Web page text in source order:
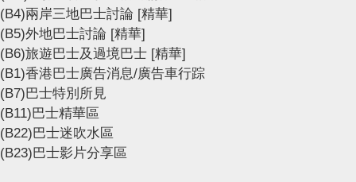
(B4)兩岸三地巴士討論 [精華]
(B5)外地巴士討論 [精華]
(B6)旅遊巴士及過境巴士 [精華]
(B1)香港巴士廣告消息/廣告車行踪
(B7)巴士特別所見
(B11)巴士精華區
(B22)巴士迷吹水區
(B23)巴士影片分享區